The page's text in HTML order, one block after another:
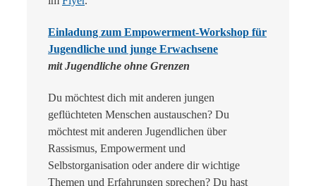
Einladung zum Empowerment-Workshop für
Jugendliche und junge Erwachsene
mit Jugendliche ohne Grenzen
Du möchtest dich mit anderen jungen
geflüchteten Menschen austauschen? Du
möchtest mit anderen Jugendlichen über
Rassismus, Empowerment und
Selbstorganisation oder andere dir wichtige
Themen und Erfahrungen sprechen? Du hast